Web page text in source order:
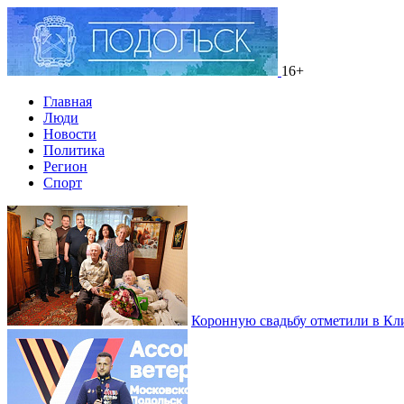
16+
Главная
Люди
Новости
Политика
Регион
Спорт
Коронную свадьбу отметили в